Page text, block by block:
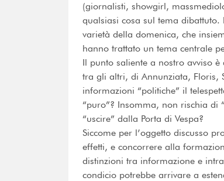
(giornalisti, showgirl,
qualsiasi cosa sul tema
varietà della domenica, che
hanno trattato un tema centrale
Il punto saliente a nostro avviso
tra gli altri, di Annunziata, Floris,
informazioni “politiche” il
“puro”? Insomma, non rischia di
“uscire” dalla Porta di Vespa?
Siccome per l’oggetto discusso
effetti, e concorrere alla
distinzioni tra informazione e
condicio potrebbe arrivare a